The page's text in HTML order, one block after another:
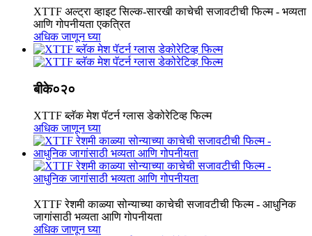
XTTF अल्ट्रा व्हाइट सिल्क-सारखी काचेची सजावटीची फिल्म - भव्यता
आणि गोपनीयता एकत्रित
अधिक जाणून घ्या
बीके०२०
XTTF ब्लॅक मेश पॅटर्न ग्लास डेकोरेटिव्ह फिल्म
अधिक जाणून घ्या
XTTF रेशमी काळ्या सोन्याच्या काचेची सजावटीची फिल्म - आधुनिक
जागांसाठी भव्यता आणि गोपनीयता
अधिक जाणून घ्या